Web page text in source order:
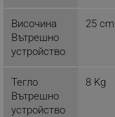
Височина
Вътрешно
устройство
25 cm
Тегло
Вътрешно
устройство
8 Kg